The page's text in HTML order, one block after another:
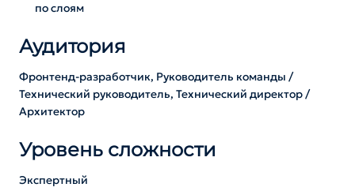
по слоям
Аудитория
Фронтенд-разработчик, Руководитель команды /
Технический руководитель, Технический директор /
Архитектор
Уровень сложности
Экспертный